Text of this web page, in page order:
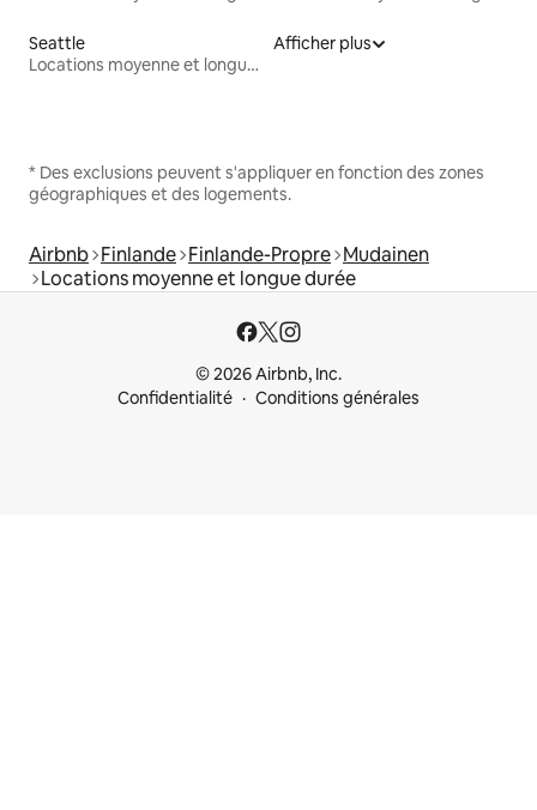
Seattle
Locations moyenne et longue durée
Afficher plus
* Des exclusions peuvent s'appliquer en fonction des zones
géographiques et des logements.
Airbnb Finlande Finlande-Propre Mudainen
Locations moyenne et longue durée
© 2026 Airbnb, Inc.
Confidentialité
Conditions générales